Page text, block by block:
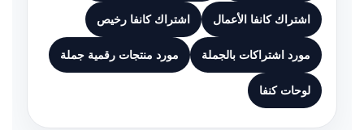
اشتراك كانفا الأعمال اشتراك كانفا رخيص
مورد اشتراكات بالجملة مورد منتجات رقمية جملة
لوحات كنفا